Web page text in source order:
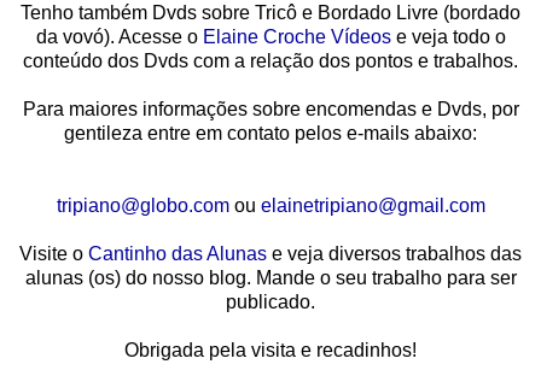
Tenho também Dvds sobre Tricô e Bordado Livre (bordado
da vovó). Acesse o Elaine Croche Vídeose veja todo o
conteúdo dos Dvds com a relação dos pontos e trabalhos.
Para maiores informações sobre encomendas e Dvds, por
gentileza entre em contato pelos e-mails abaixo:
tripiano@globo.comou elainetripiano@gmail.com
Visite o Cantinho das Alunas e veja diversos trabalhos das
alunas (os) do nosso blog. Mande o seu trabalho para ser
publicado.
Obrigada pela visita e recadinhos!